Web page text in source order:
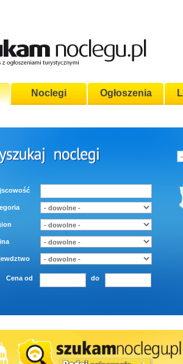
Noclegi Ogłoszenia
Cena od do